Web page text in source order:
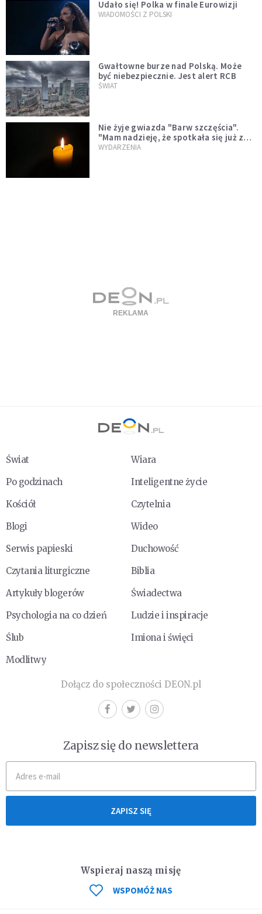
Udało się! Polka w finale Eurowizji
WIADOMOŚCI Z POLSKI
Gwałtowne burze nad Polską. Może
być niebezpiecznie. Jest alert RCB
ŚWIAT
Nie żyje gwiazda "Barw szczęścia".
"Mam nadzieję, że spotkała się już z
Bogiem, którego tak bardzo kochała"
WYDARZENIA
Świat
Wiara
Po godzinach
Inteligentne życie
Kościół
Czytelnia
Blogi
Wideo
Serwis papieski
Duchowość
Czytania liturgiczne
Biblia
Artykuły blogerów
Świadectwa
Psychologia na co dzień
Ludzie i inspiracje
Ślub
Imiona i święci
Modlitwy
Dołącz do społeczności DEON.pl
Zapisz się do newslettera
ZAPISZ SIĘ
Wspieraj naszą misję
WSPOMÓŻ NAS